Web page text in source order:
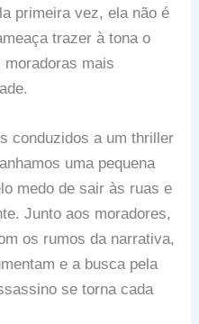
primeira vez, ela não é
trazer à tona o
moradoras mais
conduzidos a um thriller
uma pequena
medo de sair às ruas e
Junto aos moradores,
os rumos da narrativa,
e a busca pela
se torna cada